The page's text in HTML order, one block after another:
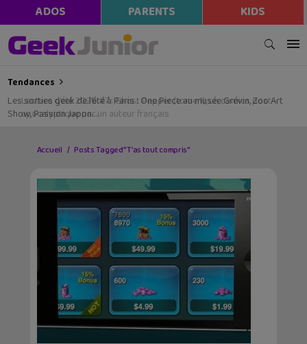
ADOS PARENTS KIDS
Tendances
Les sorties geek de l’été à Paris : One Piece au musée Grévin, Zoo Art
Show, Passion Japon…
Accueil Posts Tagged "T’as tout compris"